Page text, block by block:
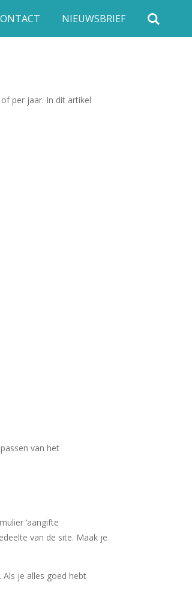
NIEUWSBRIEF
per jaar. In dit artikel
van het
‘aangifte
van de site. Maak je
Als je alles goed hebt